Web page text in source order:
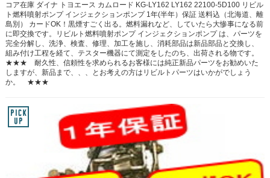
コア在庫 ダイナ トヨエース カムロード KG-LY162 LY162 22100-5D100 リビル
ト燃料噴射ポンプ インジェクションポンプ 1年(半年）保証 送料込（北海道、離
島別） カードOK！黒煙すごく出る。燃料漏れなど、していたら大惨事になる前
に即交換です。リビルト燃料噴射ポンプ インジェクションポンプ は、パーツを
完全分解し、洗浄、検査、修理、加工を施し、消耗部品は新品部品と交換し、
組み付け工程を経て、テスター機器にて測定をしたのち、出荷される物です。
★★★ 耐久性、信頼性を求められるお客様には純正新品パーツをお勧めいた
しますが、新品まで、、、とお考えの方はリビルトパーツはいかがでしょう
か。 ★★★